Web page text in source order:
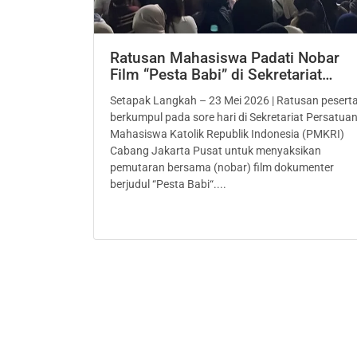
Ratusan Mahasiswa Padati Nobar
Film “Pesta Babi” di Sekretariat…
Setapak Langkah – 23 Mei 2026 | Ratusan
berkumpul pada sore hari di Sekretariat Persatuan
Mahasiswa Katolik Republik Indonesia (PMKRI)
Cabang Jakarta Pusat untuk menyaksikan
pemutaran bersama (nobar) film dokumenter
berjudul “Pesta Babi“....